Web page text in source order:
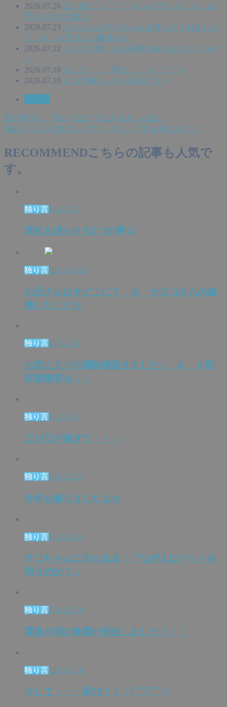
2026.07.26 また来た！(￣▽￣;)ミャクグッズ ＆ お
兄さんのお土産☆
2026.07.23 ○○ちゃんがマリちゃんを作ってくれました
♡ ＆ お兄さんの夏休み☆
2026.07.22 とっても嬉しい出来事がありました＼(^o^)
／
2026.07.18 そして・・・再び！！！(￣▽￣;)
2026.07.10 ヒョウ柄もっちー現るΣ(ﾟДﾟ)
庭の様子と「君たちはどう生きるか」の話。
検証！スズメはヒエ・アワ・キビ、どれを好むか！？
RECOMMENDこちらの記事も人気で
す。
独り言 2020.7.1
老化を遅らせる3つの事☆
独り言 2023.10.25
お兄さんは今どこに？ ＆ ヤスコさんの感
激したこと☆
独り言 2022.7.6
お気に入りの掃除機届きました♫ ＆ ４回
目接種券も！！
独り言 2025.1.4
三が日が過ぎて・・・
独り言 2025.2.23
今年も飾りましたよ☆
独り言 2018.4.23
チコちゃんに叱られる！「なぜ人はペットを
飼うのか？」
独り言 2018.6.18
震度６弱の地震が発生しました！！！
独り言 2026.7.18
そして・・・再び！！！(￣▽￣;)